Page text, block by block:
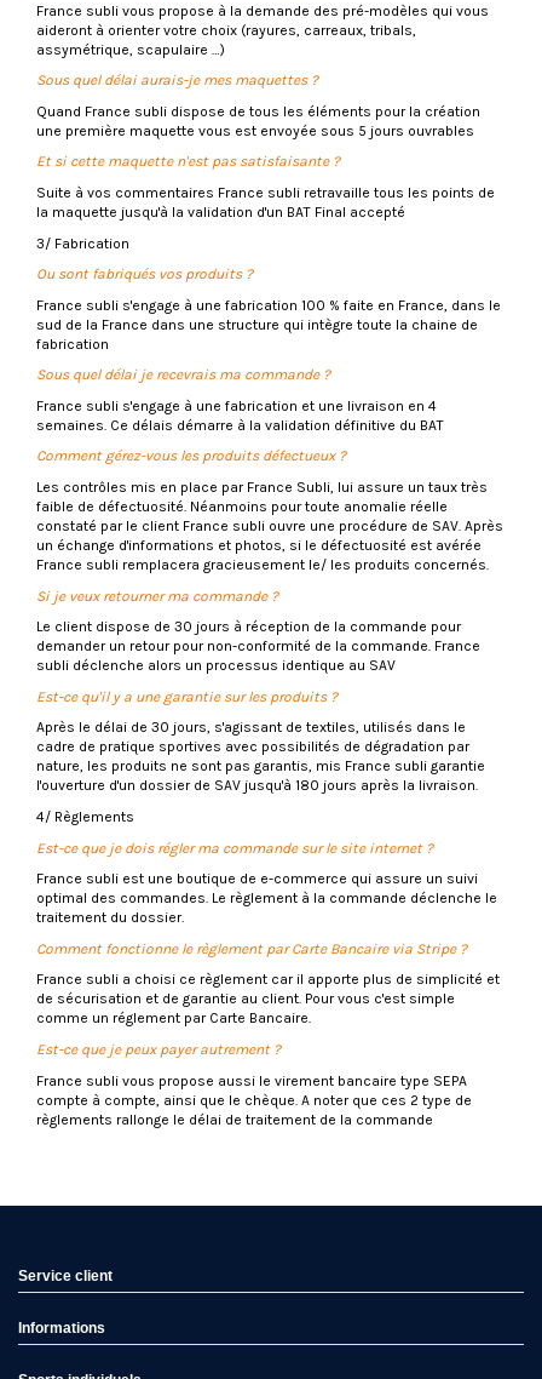
France subli vous propose à la demande des pré-modèles qui vous
aideront à orienter votre choix (rayures, carreaux, tribals,
assymétrique, scapulaire …)
Sous quel délai aurais-je mes maquettes ?
Quand France subli dispose de tous les éléments pour la création
une première maquette vous est envoyée sous 5 jours ouvrables
Et si cette maquette n'est pas satisfaisante ?
Suite à vos commentaires France subli retravaille tous les points de
la maquette jusqu'à la validation d'un BAT Final accepté
3/ Fabrication
Ou sont fabriqués vos produits ?
France subli s'engage à une fabrication 100 % faite en France, dans le
sud de la France dans une structure qui intègre toute la chaine de
fabrication
Sous quel délai je recevrais ma commande ?
France subli s'engage à une fabrication et une livraison en 4
semaines. Ce délais démarre à la validation définitive du BAT
Comment gérez-vous les produits défectueux ?
Les contrôles mis en place par France Subli, lui assure un taux très
faible de défectuosité. Néanmoins pour toute anomalie réelle
constaté par le client France subli ouvre une procédure de SAV. Après
un échange d'informations et photos, si le défectuosité est avérée
France subli remplacera gracieusement le/ les produits concernés.
Si je veux retourner ma commande ?
Le client dispose de 30 jours à réception de la commande pour
demander un retour pour non-conformité de la commande. France
subli déclenche alors un processus identique au SAV
Est-ce qu'il y a une garantie sur les produits ?
Après le délai de 30 jours, s'agissant de textiles, utilisés dans le
cadre de pratique sportives avec possibilités de dégradation par
nature, les produits ne sont pas garantis, mis France subli garantie
l'ouverture d'un dossier de SAV jusqu'à 180 jours après la livraison.
4/ Règlements
Est-ce que je dois régler ma commande sur le site internet ?
France subli est une boutique de e-commerce qui assure un suivi
optimal des commandes. Le règlement à la commande déclenche le
traitement du dossier.
Comment fonctionne le règlement par Carte Bancaire via Stripe ?
France subli a choisi ce règlement car il apporte plus de simplicité et
de sécurisation et de garantie au client. Pour vous c'est simple
comme un réglement par Carte Bancaire.
Est-ce que je peux payer autrement ?
France subli vous propose aussi le virement bancaire type SEPA
compte à compte, ainsi que le chèque. A noter que ces 2 type de
règlements rallonge le délai de traitement de la commande
Service client
Informations